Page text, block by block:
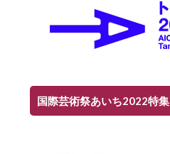
国際芸術祭あいち2022特集